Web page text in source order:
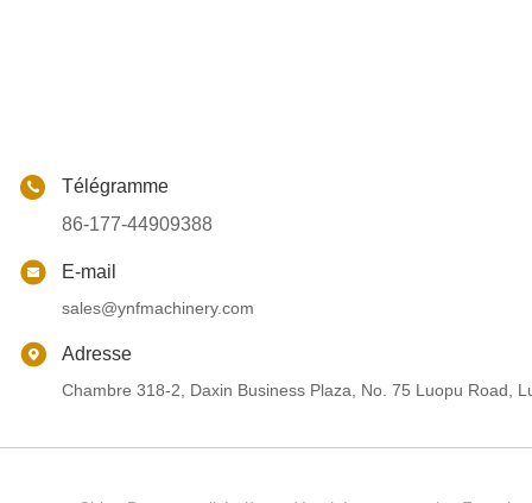
Télégramme
86-177-44909388
E-mail
sales@ynfmachinery.com
Adresse
Chambre 318-2, Daxin Business Plaza, No. 75 Luopu Road,